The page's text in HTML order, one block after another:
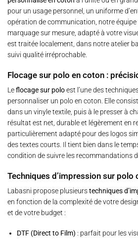
pour un usage personnel, un uniforme
opération de communication, notre
marquage sur mesure, adapté à votre
est traitée localement, dans notre atelier
suivi qualité irréprochable.
Flocage sur polo en coton :
Leflocage sur poloest l’une des
personnaliser un polo en coton. Elle
dans un vinyle textile, puis à le presser à
résultat est net, durable et légèrement en
particulièrement adapté pour des logos
des textes courts. Il tient bien dans le
condition de suivre les recommandations
Techniques d’impression sur polo
Labasni propose plusieurstechniques
en fonction de la complexité de votre
et de votre budget :
DTF (Direct to Film) : parfait pour les